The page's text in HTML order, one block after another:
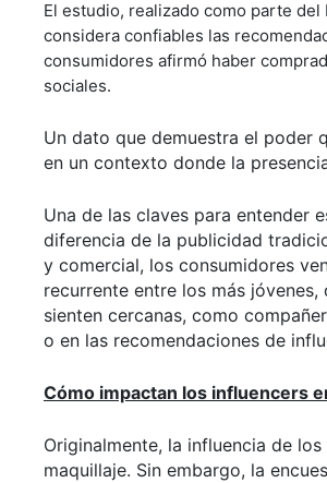
El estudio, realizado como parte
considera confiables las
consumidores afirmó haber
sociales.
Un dato que demuestra el poder
en un contexto donde la
Una de las claves para entender
diferencia de la publicidad
y comercial, los consumidores
recurrente entre los más
sienten cercanas, como
o en las recomendaciones de
Cómo impactan los influencers
Originalmente, la influencia de
maquillaje. Sin embargo, la